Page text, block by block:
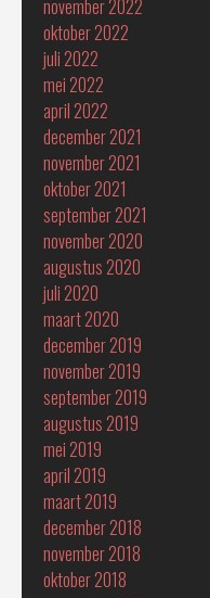
november 2022
oktober 2022
juli 2022
mei 2022
april 2022
december 2021
november 2021
oktober 2021
september 2021
november 2020
augustus 2020
juli 2020
maart 2020
december 2019
november 2019
september 2019
augustus 2019
mei 2019
april 2019
maart 2019
december 2018
november 2018
oktober 2018